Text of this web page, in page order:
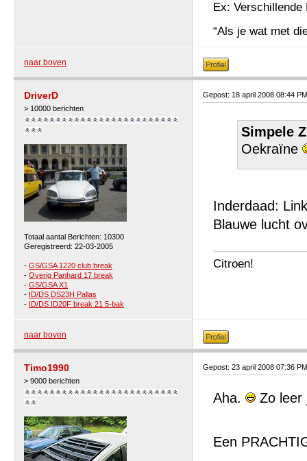
Ex: Verschillende
“Als je wat met
naar boven
DriverD
> 10000 berichten
Totaal aantal Berichten: 10300
Geregistreerd: 22-03-2005
- GS/GSA 1220 club break
- Overig Panhard 17 break
- GS/GSA X1
- ID/DS DS23H Pallas
- ID/DS ID20F break 21 5-bak
Gepost: 18 april 2008 08:44 PM
Simpele
Oekraïne
Inderdaad:
Blauwe lucht
Citroen!
naar boven
Timo1990
> 9000 berichten
Gepost: 23 april 2008 07:36 PM
Aha. Zo leer
Een